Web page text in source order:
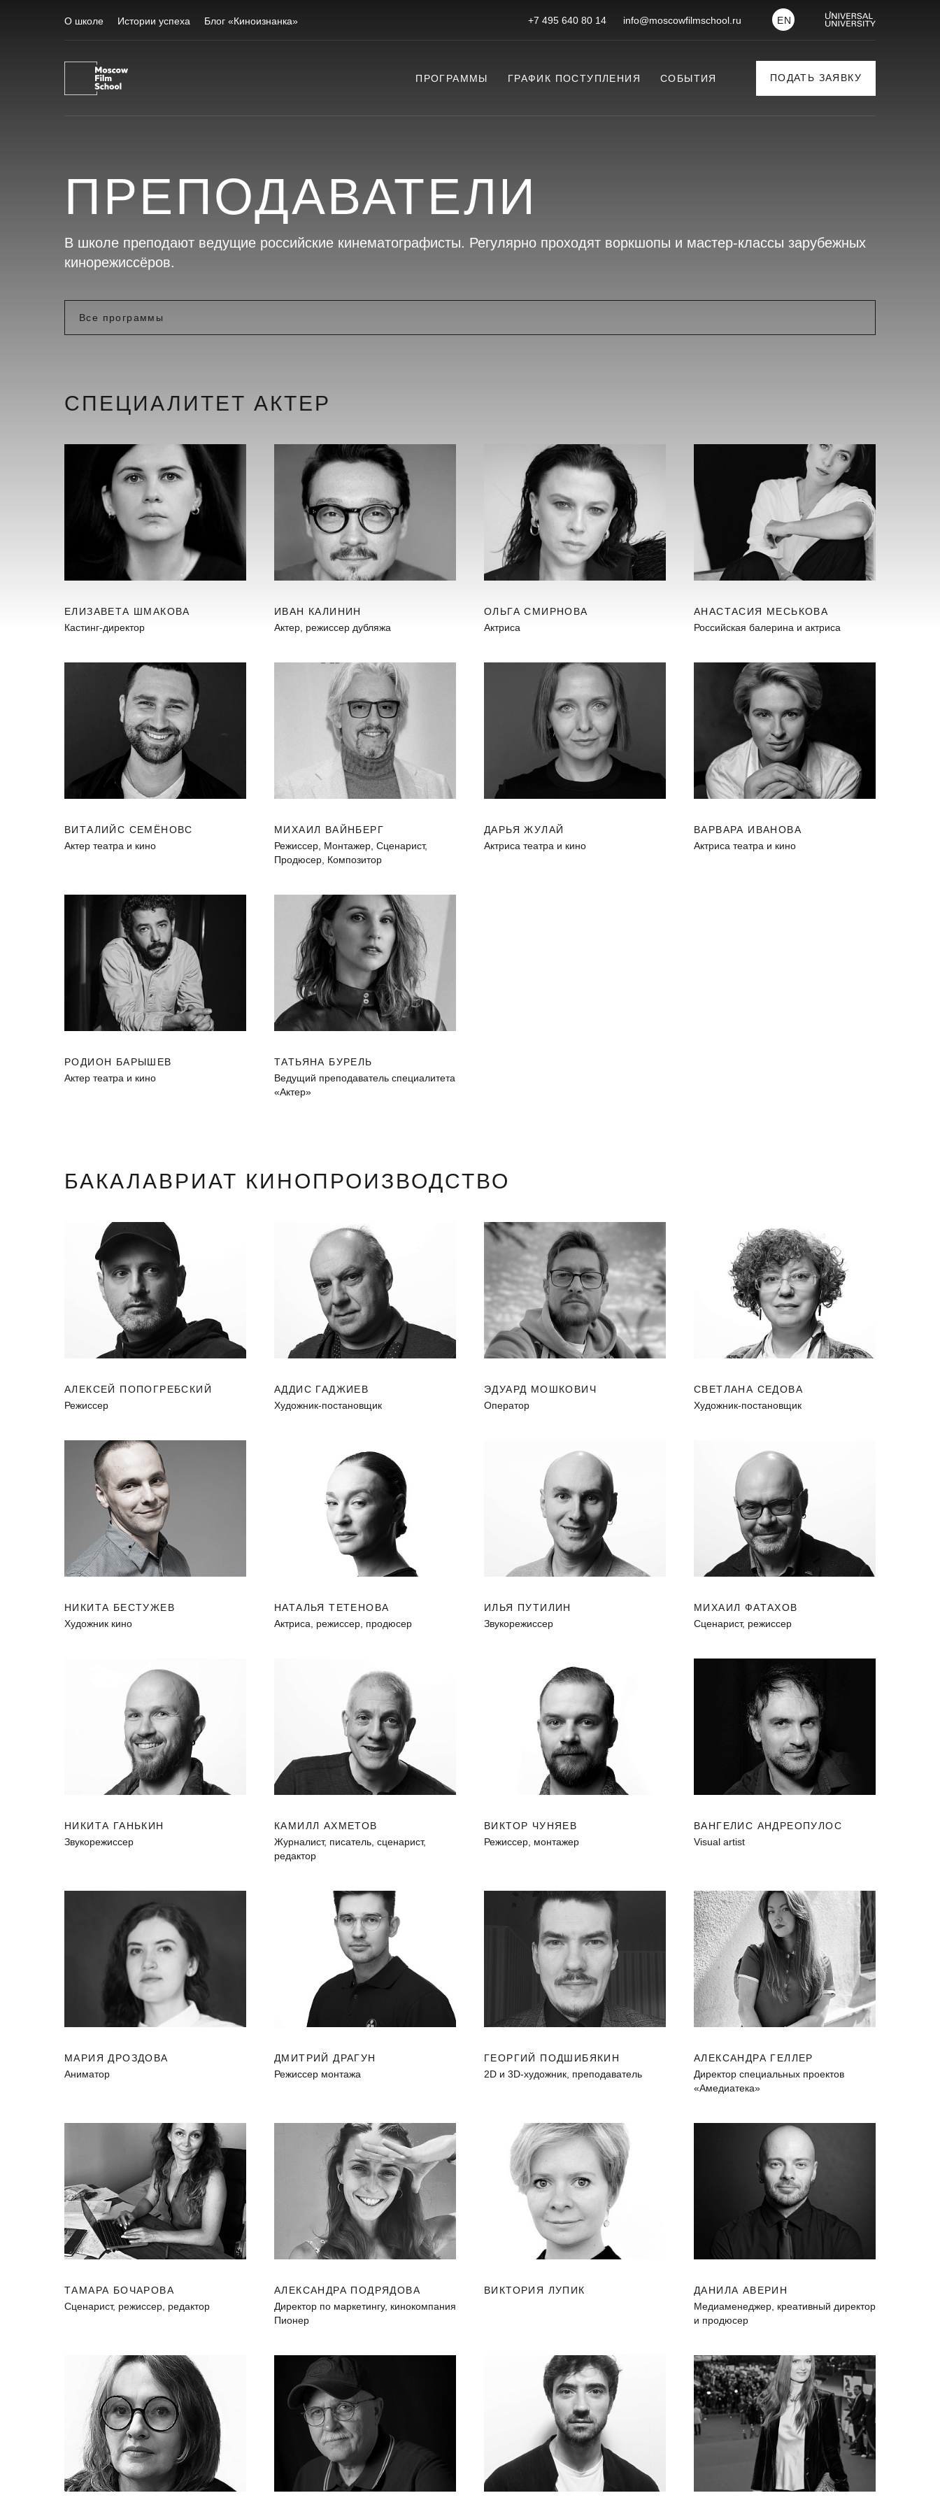
О школе Истории успеха Блог «Киноизнанка» +7 495 640 80 14 info@moscowfilmschool.ru EN
ПРОГРАММЫ ГРАФИК ПОСТУПЛЕНИЯ СОБЫТИЯ ПОДАТЬ ЗАЯВКУ
ПРЕПОДАВАТЕЛИ
В школе преподают ведущие российские кинематографисты. Регулярно проходят воркшопы и мастер-классы зарубежных
кинорежиссёров.
СПЕЦИАЛИТЕТ АКТЕР
ЕЛИЗАВЕТА ШМАКОВА
Кастинг-директор
ИВАН КАЛИНИН
Актер, режиссер дубляжа
ОЛЬГА СМИРНОВА
Актриса
АНАСТАСИЯ МЕСЬКОВА
Российская балерина и актриса
ВИТАЛИЙС СЕМЁНОВС
Актер театра и кино
МИХАИЛ ВАЙНБЕРГ
Режиссер, Монтажер, Сценарист,
Продюсер, Композитор
ДАРЬЯ ЖУЛАЙ
Актриса театра и кино
ВАРВАРА ИВАНОВА
Актриса театра и кино
РОДИОН БАРЫШЕВ
Актер театра и кино
ТАТЬЯНА БУРЕЛЬ
Ведущий преподаватель специалитета
«Актер»
БАКАЛАВРИАТ КИНОПРОИЗВОДСТВО
АЛЕКСЕЙ ПОПОГРЕБСКИЙ
Режиссер
АДДИС ГАДЖИЕВ
Художник-постановщик
ЭДУАРД МОШКОВИЧ
Оператор
СВЕТЛАНА СЕДОВА
Художник-постановщик
НИКИТА БЕСТУЖЕВ
Художник кино
НАТАЛЬЯ ТЕТЕНОВА
Актриса, режиссер, продюсер
ИЛЬЯ ПУТИЛИН
Звукорежиссер
МИХАИЛ ФАТАХОВ
Cценарист, режиссер
НИКИТА ГАНЬКИН
Звукорежиссер
КАМИЛЛ АХМЕТОВ
Журналист, писатель, сценарист,
редактор
ВИКТОР ЧУНЯЕВ
Режиссер, монтажер
ВАНГЕЛИС АНДРЕОПУЛОС
Visual artist
МАРИЯ ДРОЗДОВА
Аниматор
ДМИТРИЙ ДРАГУН
Режиссер монтажа
ГЕОРГИЙ ПОДШИБЯКИН
2D и 3D-художник, преподаватель
АЛЕКСАНДРА ГЕЛЛЕР
Директор специальных проектов
«Амедиатека»
ТАМАРА БОЧАРОВА
Сценарист, режиссер, редактор
АЛЕКСАНДРА ПОДРЯДОВА
Директор по маркетингу, кинокомпания
Пионер
ВИКТОРИЯ ЛУПИК
ДАНИЛА АВЕРИН
Медиаменеджер, креативный директор
и продюсер